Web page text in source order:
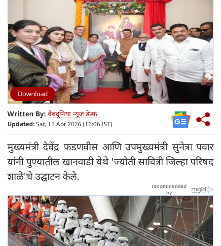
Download
Written By: वेबदुनिया न्यूज डेस्क
Updated:Sat, 11 Apr 2026 (16:06 IST)
मुख्यमंत्री देवेंद्र फडणवीस आणि उपमुख्यमंत्री सुनेत्रा पवार
यांनी पुण्यातील खानवाडी येथे 'ज्योती सावित्री जिल्हा परिषद
शाळे'चे उद्घाटन केले.